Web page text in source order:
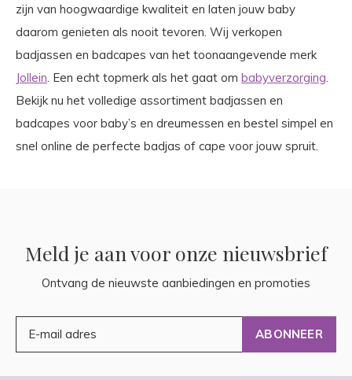
zijn van hoogwaardige kwaliteit en laten jouw baby
daarom genieten als nooit tevoren. Wij verkopen
badjassen en badcapes van het toonaangevende merk
Jollein. Een echt topmerk als het gaat om babyverzorging.
Bekijk nu het volledige assortiment badjassen en
badcapes voor baby’s en dreumessen en bestel simpel en
snel online de perfecte badjas of cape voor jouw spruit.
Meld je aan voor onze nieuwsbrief
Ontvang de nieuwste aanbiedingen en promoties
ABONNEER